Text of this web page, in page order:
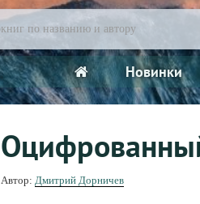
Новинки
Автор: Дмитрий Дорничев